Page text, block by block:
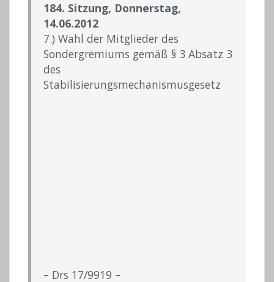
184. Sitzung, Donnerstag,
14.06.2012
7.) Wahl der Mitglieder des
Sondergremiums gemäß § 3 Absatz 3
des
Stabilisierungsmechanismusgesetz
– Drs 17/9919 –